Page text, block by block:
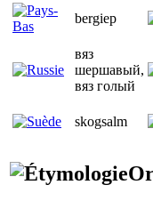
bergiep
вяз
шершавый,
вяз голый
skogsalm